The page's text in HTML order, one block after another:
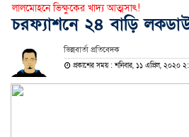
লালমোহনে ভিক্ষুকের খাদ্য আত্মসাৎ!
চরফ্যাশনে ২৪ বাড়ি
ভিন্নবার্তা প্রতিবেদক
প্রকাশের সময় : শনিবার, ১১ এপ্রিল, ২০২০